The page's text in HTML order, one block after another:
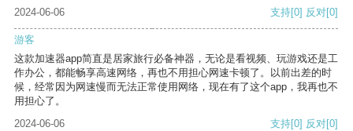
2024-06-06 支持[0] 反对[0]
游客
这款加速器app简直是居家旅行必备神器，无论是看视频、玩游戏还是工
作办公，都能畅享高速网络，再也不用担心网速卡顿了。以前出差的时
候，经常因为网速慢而无法正常使用网络，现在有了这个app，我再也不
用担心了。
2024-06-06
支持[0] 反对[0]